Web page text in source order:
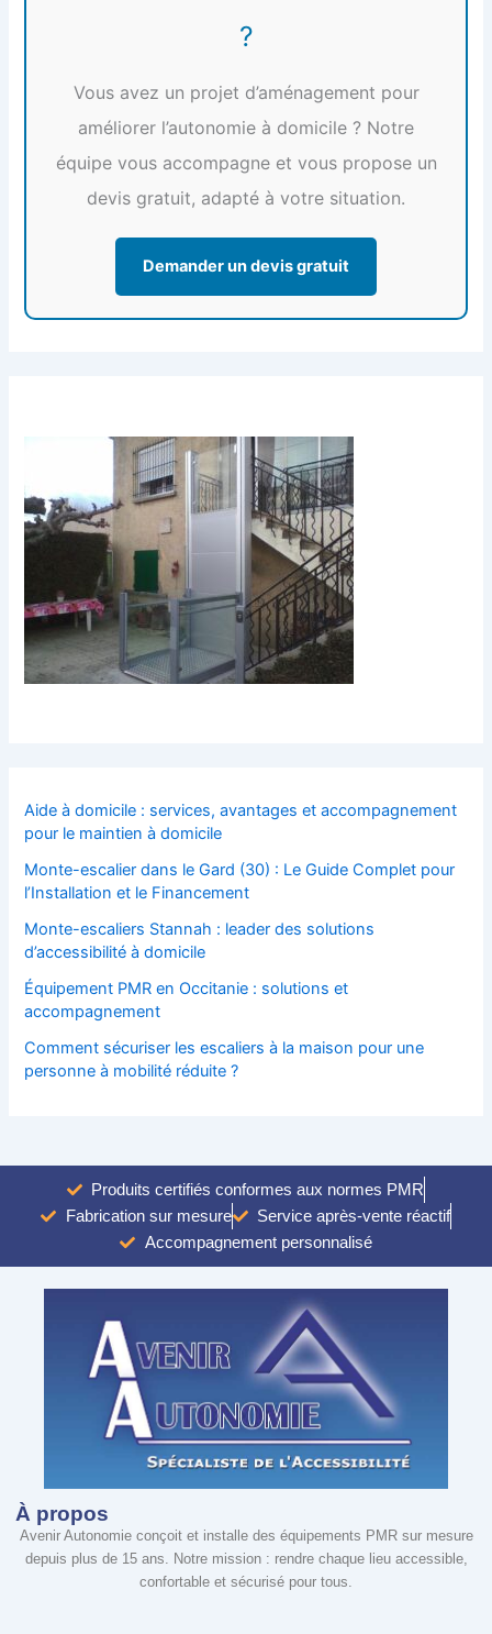
?
Vous avez un projet d’aménagement pour
améliorer l’autonomie à domicile ? Notre
équipe vous accompagne et vous propose un
devis gratuit, adapté à votre situation.
Demander un devis gratuit
Aide à domicile : services, avantages et accompagnement
pour le maintien à domicile
Monte-escalier dans le Gard (30) : Le Guide Complet pour
l’Installation et le Financement
Monte-escaliers Stannah : leader des solutions
d’accessibilité à domicile
Équipement PMR en Occitanie : solutions et
accompagnement
Comment sécuriser les escaliers à la maison pour une
personne à mobilité réduite ?
Produits certifiés conformes aux normes PMR
Fabrication sur mesure
Service après-vente réactif
Accompagnement personnalisé
À propos
Avenir Autonomie conçoit et installe des équipements PMR sur mesure
depuis plus de 15 ans. Notre mission : rendre chaque lieu accessible,
confortable et sécurisé pour tous.